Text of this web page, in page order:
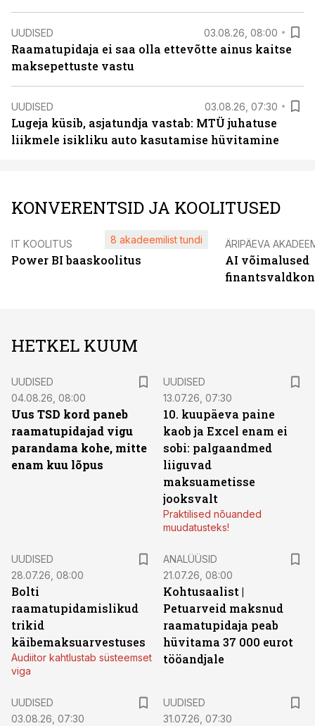
UUDISED 03.08.26, 08:00
Raamatupidaja ei saa olla ettevõtte ainus kaitse
maksepettuste vastu
UUDISED 03.08.26, 07:30
Lugeja küsib, asjatundja vastab: MTÜ juhatuse
liikmele isikliku auto kasutamise hüvitamine
KONVERENTSID JA KOOLITUSED
IT KOOLITUS
Power BI baaskoolitus
8 akadeemilist tundi ÄRIPÄEVA
AI võimalused
HETKEL KUUM
UUDISED
04.08.26, 08:00
Uus TSD kord paneb
raamatupidajad vigu
parandama kohe, mitte
enam kuu lõpus
UUDISED
13.07.26, 07:30
10. kuupäeva paine
kaob ja Excel enam ei
sobi: palgaandmed
liiguvad
maksuametisse
jooksvalt
Praktilised nõuanded
muudatusteks!
UUDISED
28.07.26, 08:00
Bolti
raamatupidamislikud
trikid
käibemaksuarvestuses
Audiitor kahtlustab süsteemset
viga
ANALÜÜSID
21.07.26, 08:00
Kohtusaalist |
Petuarveid maksnud
raamatupidaja peab
hüvitama 37 000 eurot
tööandjale
UUDISED
03.08.26, 07:30
UUDISED
31.07.26, 07:30